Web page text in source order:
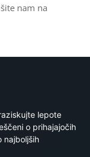
nam na
lepote
o prihajajočih
najboljših